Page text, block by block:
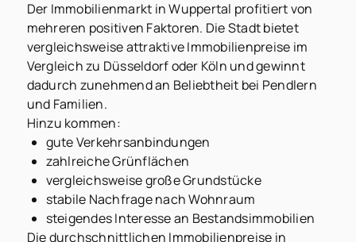
Der Immobilienmarkt in Wuppertal profitiert von
mehreren positiven Faktoren. Die Stadt bietet
vergleichsweise attraktive Immobilienpreise im
Vergleich zu Düsseldorf oder Köln und gewinnt
dadurch zunehmend an Beliebtheit bei Pendlern
und Familien.
Hinzu kommen:
gute Verkehrsanbindungen
zahlreiche Grünflächen
vergleichsweise große Grundstücke
stabile Nachfrage nach Wohnraum
steigendes Interesse an Bestandsimmobilien
Die durchschnittlichen Immobilienpreise in